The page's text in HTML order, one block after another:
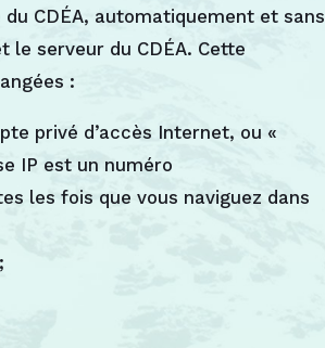
CDÉA, automatiquement et sans
le serveur du CDÉA. Cette
:
privé d’accès Internet, ou «
IP est un numéro
les fois que vous naviguez dans